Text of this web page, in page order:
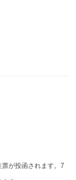
が投函されます。7